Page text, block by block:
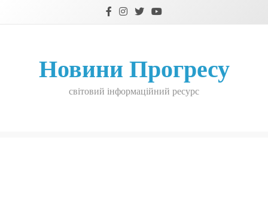
Новини Прогресу
світовий інформаційний ресурс